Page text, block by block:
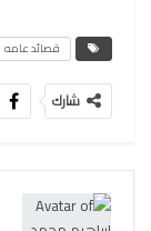
قصائد عامه
شارك